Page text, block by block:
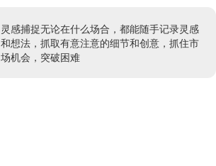
灵感捕捉无论在什么场合，都能随手记录灵感
和想法，抓取有意注意的细节和创意，抓住市
场机会，突破困难